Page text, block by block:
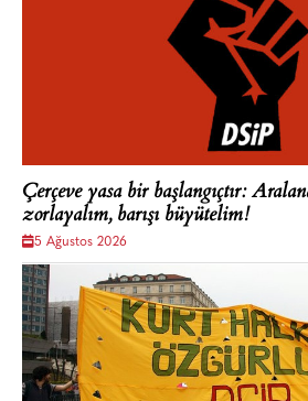
Çerçeve yasa bir başlangıçtır:
zorlayalım, barışı büyütelim!
5 Ağustos 2026